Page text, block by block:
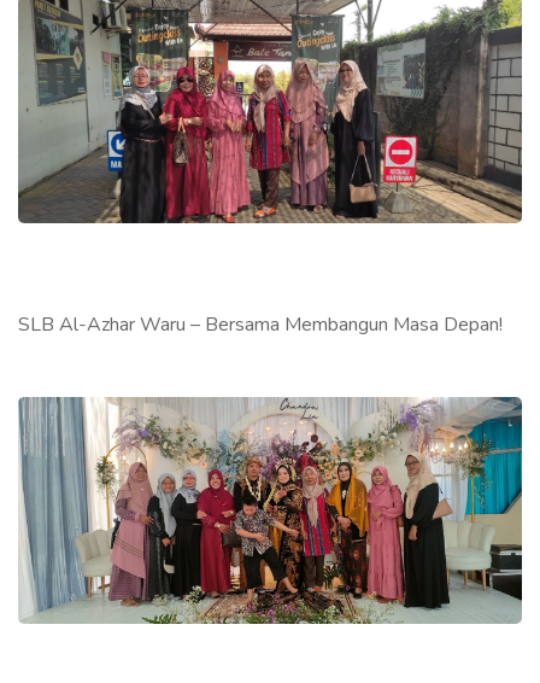
SLB Al-Azhar Waru – Bersama Membangun Masa Depan!